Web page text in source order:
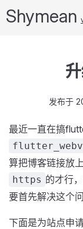
Shymean
发布于
最近一直在搞
算把博客链接放
https 的才行
要首先解决这个问
下面是为站点申